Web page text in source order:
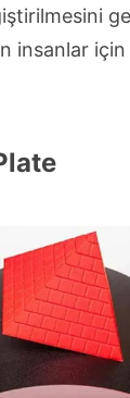
insanlar